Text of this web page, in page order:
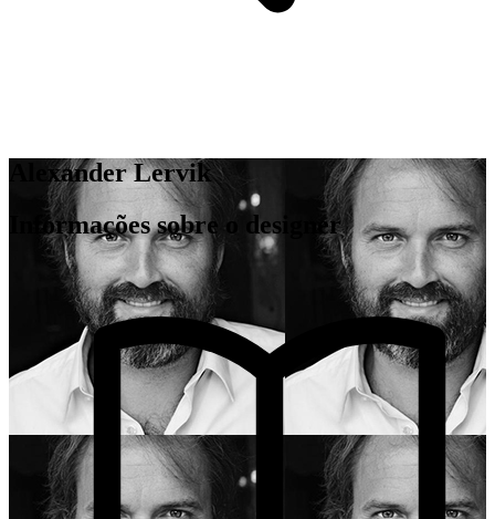
Alexander Lervik
Informações sobre o designer